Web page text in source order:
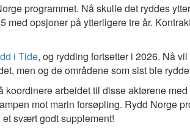
programmet. Nå skulle det ryddes
opsjoner på ytterligere tre år.
i Tide, og rydding fortsetter i 2026. Nå
men og de områdene som sist ble
arbeidet til disse aktørene
mot marin forsøpling. Rydd Norge
svært godt supplement!